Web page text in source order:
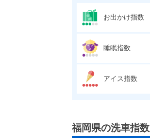
お出かけ指数
睡眠指数
アイス指数
福岡県の洗車指数